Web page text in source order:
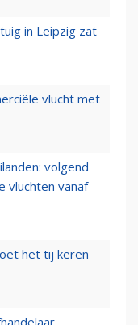
in Leipzig zat
vlucht met
volgend
vluchten vanaf
het tij keren